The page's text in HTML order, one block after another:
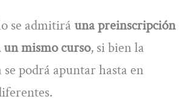
se admitirá una preinscripción
mismo curso, si bien la
podrá apuntar hasta en